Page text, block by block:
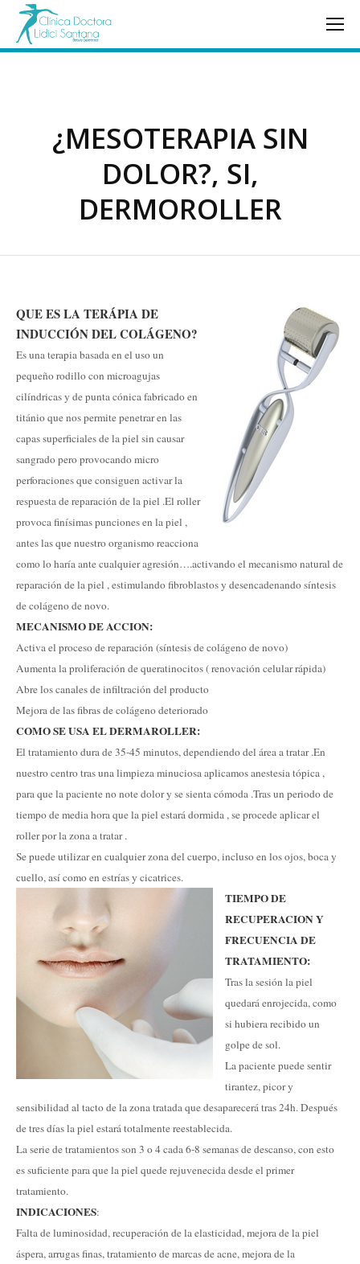
¿MESOTERAPIA SIN
DOLOR?, SI,
DERMOROLLER
QUE ES LA TERÁPIA DE
INDUCCIÓN DEL COLÁGENO?
Es una terapia basada en el uso un
pequeño rodillo con microagujas
cilíndricas y de punta cónica fabricado en
titánio que nos permite penetrar en las
capas superficiales de la piel sin causar
sangrado pero provocando micro
perforaciones que consiguen activar la
respuesta de reparación de la piel .El roller
provoca finísimas punciones en la piel ,
antes las que nuestro organismo reacciona
como lo haría ante cualquier agresión….activando el mecanismo natural de
reparación de la piel , estimulando fibroblastos y desencadenando síntesis
de colágeno de novo.
MECANISMO DE ACCION:
Activa el proceso de reparación (síntesis de colágeno de novo)
Aumenta la proliferación de queratinocitos ( renovación celular rápida)
Abre los canales de infiltración del producto
Mejora de las fibras de colágeno deteriorado
COMO SE USA EL DERMAROLLER:
El tratamiento dura de 35-45 minutos, dependiendo del área a tratar .En
nuestro centro tras una limpieza minuciosa aplicamos anestesia tópica ,
para que la paciente no note dolor y se sienta cómoda .Tras un periodo de
tiempo de media hora que la piel estará dormida , se procede aplicar el
roller por la zona a tratar .
Se puede utilizar en cualquier zona del cuerpo, incluso en los ojos, boca y
cuello, así como en estrías y cicatrices.
TIEMPO DE
RECUPERACION Y
FRECUENCIA DE
TRATAMIENTO:
Tras la sesión la piel
quedará enrojecida, como
si hubiera recibido un
golpe de sol.
La paciente puede sentir
tirantez, picor y
sensibilidad al tacto de la zona tratada que desaparecerá tras 24h. Después
de tres días la piel estará totalmente reestablecida.
La serie de tratamientos son 3 o 4 cada 6-8 semanas de descanso, con esto
es suficiente para que la piel quede rejuvenecida desde el primer
tratamiento.
INDICACIONES:
Falta de luminosidad, recuperación de la elasticidad, mejora de la piel
áspera, arrugas finas, tratamiento de marcas de acne, mejora de la